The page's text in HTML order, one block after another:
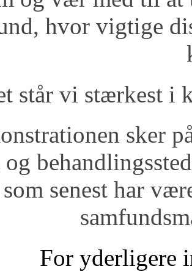
hvor vigtige
står vi stærkest i
sker
og
som senest har
For yderligere